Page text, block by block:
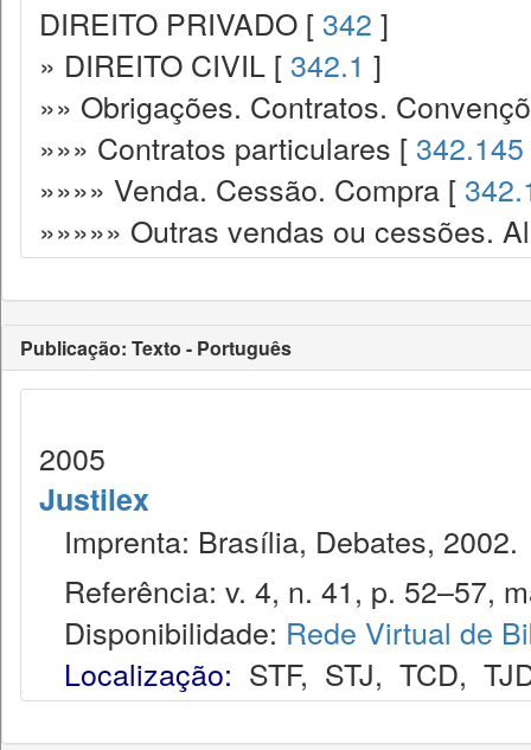
DIREITO PRIVADO [ 342 ]
» DIREITO CIVIL [ 342.1 ]
»» Obrigações. Contratos.
»»» Contratos particulares [ 342.145
»»»» Venda. Cessão. Compra [
»»»»» Outras vendas ou cessões.
Publicação: Texto - Português
2005
Justilex
Imprenta: Brasília, Debates, 2002.
Referência: v. 4, n. 41, p. 52–57,
Disponibilidade: Rede Virtual de
Localização: STF, STJ, TCD,